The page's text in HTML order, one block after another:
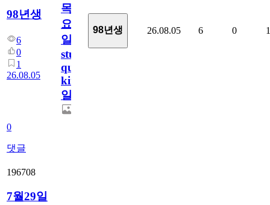
98년생
6
0
1
26.08.05
0
댓글
목
요
일/English
study
quiz
king772
일
98년생 26.08.05 6 0 1
196708
7월29일